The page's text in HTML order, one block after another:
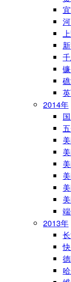
2014年
2013年